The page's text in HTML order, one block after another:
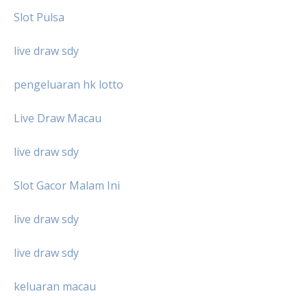
Slot Pulsa
live draw sdy
pengeluaran hk lotto
Live Draw Macau
live draw sdy
Slot Gacor Malam Ini
live draw sdy
live draw sdy
keluaran macau